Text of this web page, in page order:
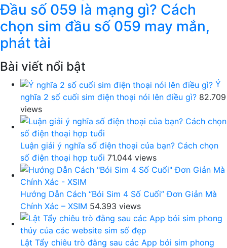
Đầu số 059 là mạng gì? Cách
chọn sim đầu số 059 may mắn,
phát tài
Bài viết nổi bật
Ý
nghĩa 2 số cuối sim điện thoại nói lên điều gì? 82.709
views
Luận giải ý nghĩa số điện thoại của bạn? Cách chọn
số điện thoại hợp tuổi 71.044 views
Hướng Dẫn Cách “Bói Sim 4 Số Cuối” Đơn Giản Mà
Chính Xác – XSIM 54.393 views
Lật Tẩy chiêu trò đằng sau các App bói sim phong